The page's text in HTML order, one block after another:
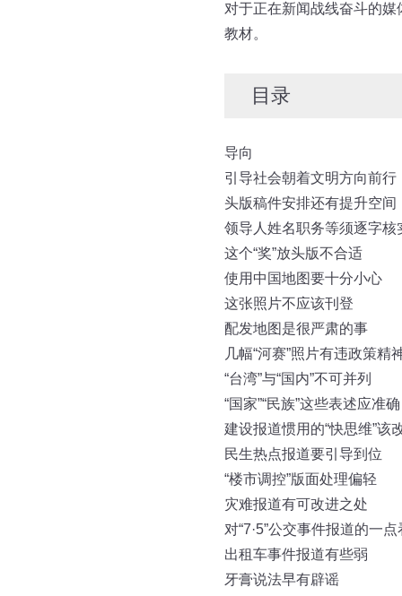
对于正在新闻战线奋斗的
教材。
目录
导向
引导社会朝着文明方向前行
头版稿件安排还有提升空间
领导人姓名职务等须逐字核
这个“奖”放头版不合适
使用中国地图要十分小心
这张照片不应该刊登
配发地图是很严肃的事
几幅“河赛”照片有违政策精
“台湾”与“国内”不可并列
“国家”“民族”这些表述应准确
建设报道惯用的“快思维”该
民生热点报道要引导到位
“楼市调控”版面处理偏轻
灾难报道有可改进之处
对“7·5”公交事件报道的一点
出租车事件报道有些弱
牙膏说法早有辟谣